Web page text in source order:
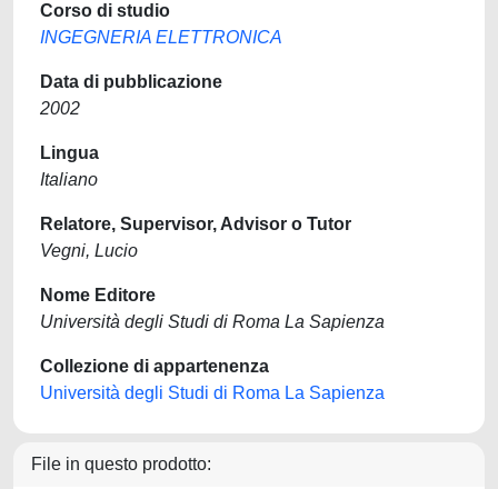
Corso di studio
INGEGNERIA ELETTRONICA
Data di pubblicazione
2002
Lingua
Italiano
Relatore, Supervisor, Advisor o Tutor
Vegni, Lucio
Nome Editore
Università degli Studi di Roma La Sapienza
Collezione di appartenenza
Università degli Studi di Roma La Sapienza
File in questo prodotto: